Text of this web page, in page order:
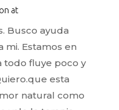
on at
Busco ayuda
mi. Estamos en
todo fluye poco y
esta
natural como